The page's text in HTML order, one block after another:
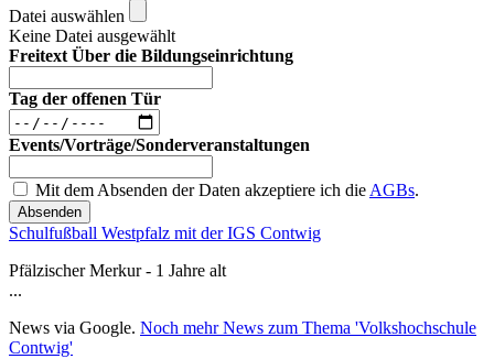
Datei auswählen
Keine Datei ausgewählt
Freitext Über die Bildungseinrichtung
Tag der offenen Tür
Events/Vorträge/Sonderveranstaltungen
Mit dem Absenden der Daten akzeptiere ich dieAGBs.
Absenden
Schulfußball Westpfalz mit der IGS Contwig
Pfälzischer Merkur - 1 Jahre alt
...
News via Google. Noch mehr News zum Thema 'Volkshochschule
Contwig'